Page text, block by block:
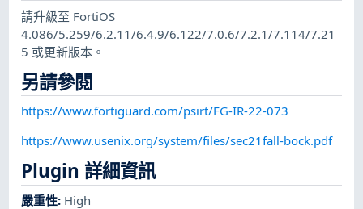
請升級至 FortiOS
4.086/5.259/6.2.11/6.4.9/6.122/7.0.6/7.2.1/7.114/7.21
5 或更新版本。
另請參閱
https://www.fortiguard.com/psirt/FG-IR-22-073
https://www.usenix.org/system/files/sec21fall-bock.pdf
Plugin 詳細資訊
嚴重性: High